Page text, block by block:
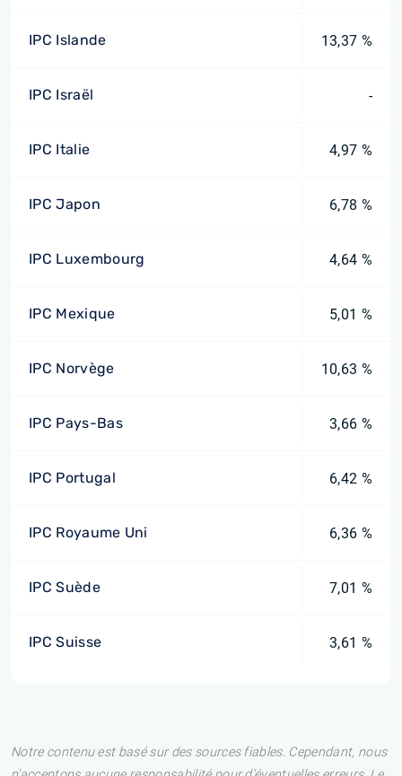
IPC Islande 13,37 %
IPC Israël -
IPC Italie 4,97 %
IPC Japon 6,78 %
IPC Luxembourg 4,64 %
IPC Mexique 5,01 %
IPC Norvège 10,63 %
IPC Pays-Bas 3,66 %
IPC Portugal 6,42 %
IPC Royaume Uni 6,36 %
IPC Suède 7,01 %
IPC Suisse 3,61 %
Notre contenu est basé sur des sources fiables. Cependant, nous